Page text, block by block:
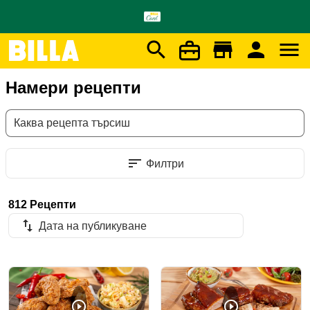
search store person menu
Начало BILLA Рецепти
Намери рецепти
Каква рецепта търсиш
sort Филтри
812 Рецепти
import_export Дата на публикуване
play_circle_outline play_circle_outline